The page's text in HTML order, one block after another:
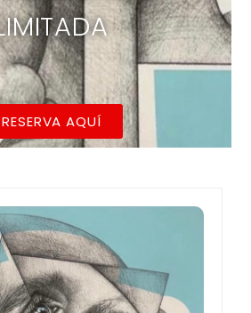
RESERVA AQUÍ